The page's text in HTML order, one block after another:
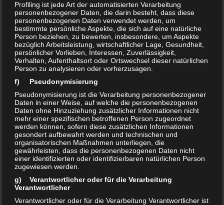
PES AlkoholPro: wenig Tenside, universell einsetzbar – alle
Materialien wie Kleidung, alle Arten von Oberflächen etc..
Empfehlung:PES AlkoholProgegenUringeruchund
Schweissgeruchin Kleidung/Textilien, insbesondere bei
Inkontinenz / Bettlägerigkeit..
PES AlkoholPlus: höherer Tensidgehalt, bessere
Reinigungsleistung, besonders in Nassbereichen
(Sauerreiniger, Hautkontakt vermeiden).
Der etwas
Profiling ist jede Art der automatisierten Verarbeitung
personenbezogener Daten, die darin besteht, dass diese
personenbezogenen Daten verwendet werden, um
bestimmte persönliche Aspekte, die sich auf eine natürliche
Person beziehen, zu bewerten, insbesondere, um Aspekte
bezüglich Arbeitsleistung, wirtschaftlicher Lage, Gesundheit,
persönlicher Vorlieben, Interessen, Zuverlässigkeit,
Verhalten, Aufenthaltsort oder Ortswechsel dieser natürlichen
Person zu analysieren oder vorherzusagen.
f) Pseudonymisierung
Pseudonymisierung ist die Verarbeitung personenbezogener
Daten in einer Weise, auf welche die personenbezogenen
Daten ohne Hinzuziehung zusätzlicher Informationen nicht
mehr einer spezifischen betroffenen Person zugeordnet
werden können, sofern diese zusätzlichen Informationen
gesondert aufbewahrt werden und technischen und
organisatorischen Maßnahmen unterliegen, die
gewährleisten, dass die personenbezogenen Daten nicht
einer identifizierten oder identifizierbaren natürlichen Person
zugewiesen werden.
g) Verantwortlicher oder für die Verarbeitung
Verantwortlicher
Verantwortlicher oder für die Verarbeitung Verantwortlicher ist